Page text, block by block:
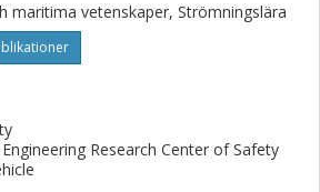
maritima vetenskaper, Strömningslära
Research Center of Safety